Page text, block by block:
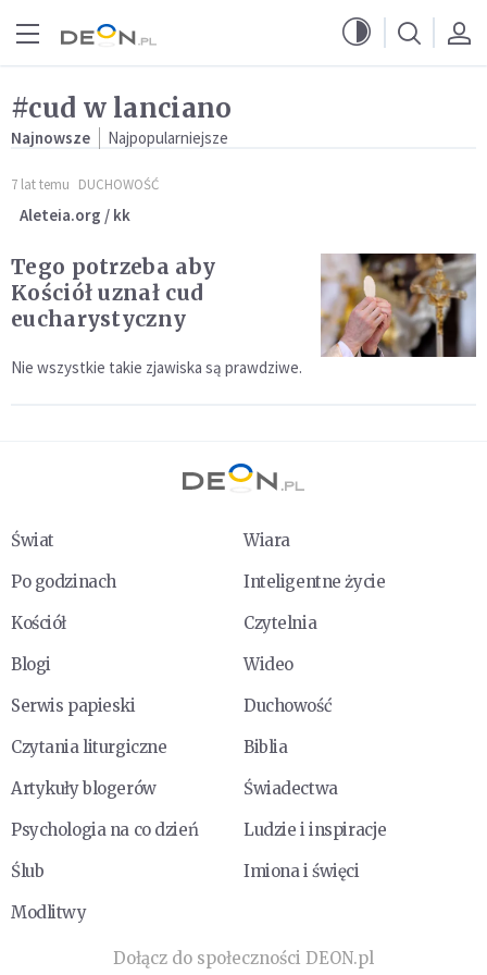
#cud w lanciano
Najnowsze Najpopularniejsze
7 lat temu DUCHOWOŚĆ
Aleteia.org / kk
Tego potrzeba aby
Kościół uznał cud
eucharystyczny
Nie wszystkie takie zjawiska są prawdziwe.
Świat
Wiara
Po godzinach
Inteligentne życie
Kościół
Czytelnia
Blogi
Wideo
Serwis papieski
Duchowość
Czytania liturgiczne
Biblia
Artykuły blogerów
Świadectwa
Psychologia na co dzień
Ludzie i inspiracje
Ślub
Imiona i święci
Modlitwy
Dołącz do społeczności DEON.pl